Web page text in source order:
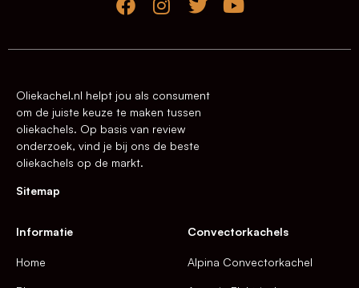
Oliekachel.nl helpt jou als consument
om de juiste keuze te maken tussen
oliekachels. Op basis van review
onderzoek, vind je bij ons de beste
oliekachels op de markt.
Sitemap
Informatie
Home
Convectorkachels
Alpina Convectorkachel